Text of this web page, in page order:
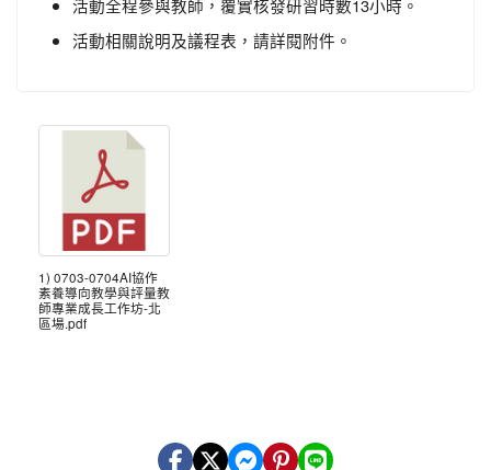
活動相關說明及議程表，請詳閱附件。
1) 0703-0704AI協作
素養導向教學與評量教
師專業成長工作坊-北
區場.pdf